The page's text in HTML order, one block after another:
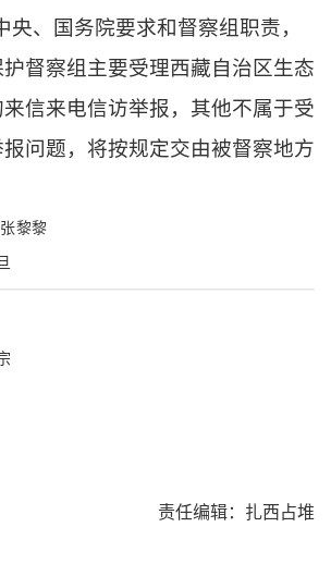
央、国务院要求和督察组职责，
督察组主要受理西藏自治区生态
信来电信访举报，其他不属于受
问题，将按规定交由被督察地方
黎黎
责任编辑：扎西占堆